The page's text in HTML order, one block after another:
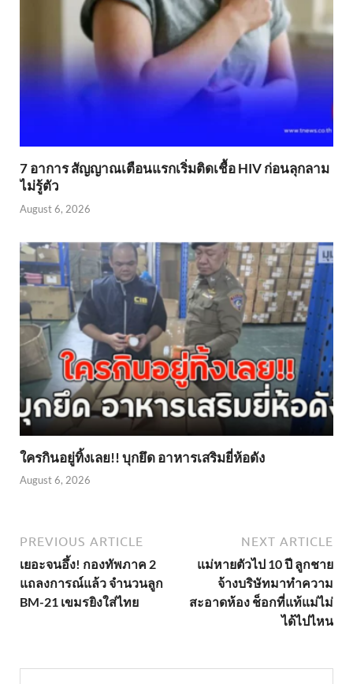
7 อาการ สัญญาณเตือนแรกเริ่มติดเชื้อ HIV ก่อนลุกลาม
ไม่รู้ตัว
August 6, 2026
ใครกินอยู่ทิ้งเลย!! บุกยึด อาหารเสริมยี่ห้อดัง
August 6, 2026
PREVIOUS ARTICLE
เยอะจนอึ้ง! กองทัพภาค 2
แถลงการณ์แล้ว จำนวนลูก
BM-21 เขมรยิงใส่ไทย
NEXT ARTICLE
แม่หายตัวไป 10 ปี ลูกชาย
จ้างบริษัทมาทำความ
สะอาดห้อง ช็อกที่แท้แม่ไม่
ได้ไปไหน